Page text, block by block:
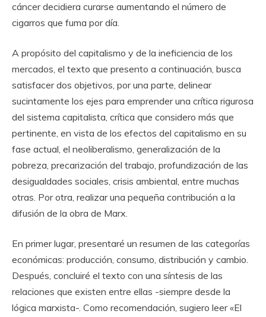
cáncer decidiera curarse aumentando el número de
cigarros que fuma por día.
A propósito del capitalismo y de la ineficiencia de los
mercados, el texto que presento a continuación, busca
satisfacer dos objetivos, por una parte, delinear
sucintamente los ejes para emprender una crítica rigurosa
del sistema capitalista, crítica que considero más que
pertinente, en vista de los efectos del capitalismo en su
fase actual, el neoliberalismo, generalización de la
pobreza, precarización del trabajo, profundización de las
desigualdades sociales, crisis ambiental, entre muchas
otras. Por otra, realizar una pequeña contribución a la
difusión de la obra de Marx.
En primer lugar, presentaré un resumen de las categorías
económicas: producción, consumo, distribución y cambio.
Después, concluiré el texto con una síntesis de las
relaciones que existen entre ellas -siempre desde la
lógica marxista-. Como recomendación, sugiero leer «El